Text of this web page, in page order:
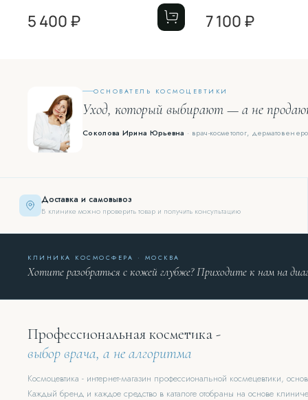
5 400 ₽ 7 100 ₽
ОСНОВАТЕЛЬ КОСМОЦЕВТИКИ
Уход, который выбирают — а не
Соколова Ирина Юрьевна · врач-косметолог,
Доставка и самовывоз
В клинике можно проверить товар и получить консультацию
КЛИНИКА КОСМОСФЕРА · МОСКВА
Хотите разобраться с кожей глубже? Приходите к нам на
Профессиональная косметика -
выбор врача, а не алгоритма
Космоцевтика - интернет-магазин профессиональной космецевтики,
Каждый бренд и каждое средство в каталоге отобраны на основе